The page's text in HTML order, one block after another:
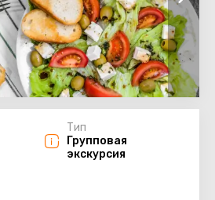
Тип
Групповая
экскурсия